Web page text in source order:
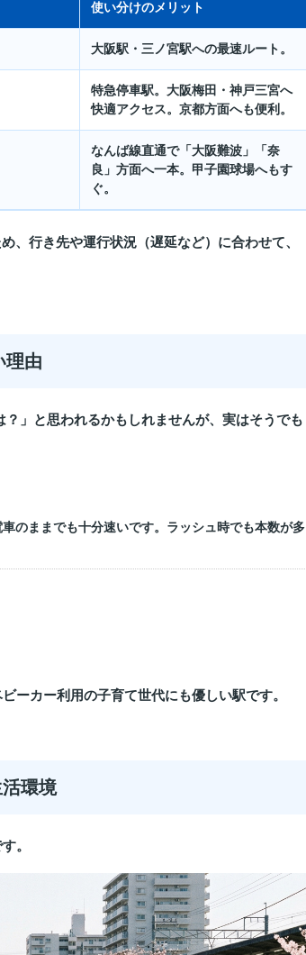
使い分けのメリット
大阪駅・三ノ宮駅への最速ルート。
特急停車駅。大阪梅田・神戸三宮へ
快適アクセス。京都方面へも便利。
なんば線直通で「大阪難波」「奈
良」方面へ一本。甲子園球場へもす
ぐ。
め、行き先や運行状況（遅延など）に合わせて、
理由
」と思われるかもしれませんが、実はそうでも
のままでも十分速いです。ラッシュ時でも本数が多
ーカー利用の子育て世代にも優しい駅です。
環境
。